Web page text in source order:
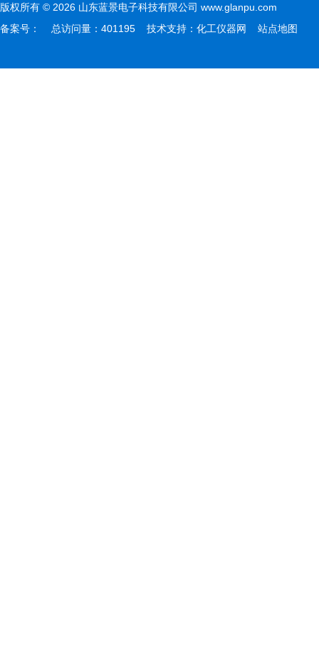
版权所有 © 2026 山东蓝景电子科技有限公司 www.glanpu.com
备案号：
总访问量：401195 技术支持： 化工仪器网 站点地图